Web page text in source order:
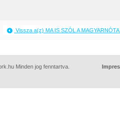
Vissza a(z) MA IS SZÓL A
Minden jog fenntartva.